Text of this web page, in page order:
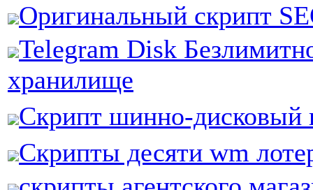
Оригинальный скрипт
Telegram Disk
хранилище
Скрипт шинно-дисковый
Скрипты десяти wm